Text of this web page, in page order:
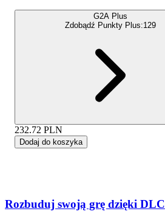
G2A Plus
Zdobądź Punkty Plus:129
232.72 PLN
Dodaj do koszyka
Rozbuduj swoją grę dzięki DLC